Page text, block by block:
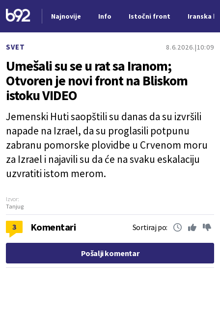
Najnovije Info Istočni front Iranska
SVET 8.6.2026. 10:09
Umešali su se u rat sa Iranom;
Otvoren je novi front na Bliskom
istoku VIDEO
Jemenski Huti saopštili su danas da su izvršili
napade na Izrael, da su proglasili potpunu
zabranu pomorske plovidbe u Crvenom moru
za Izrael i najavili su da će na svaku eskalaciju
uzvratiti istom merom.
Izvor:
Tanjug
3 Komentari Sortiraj po:
Pošalji komentar